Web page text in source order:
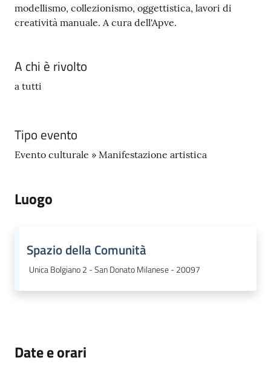
modellismo, collezionismo, oggettistica, lavori di
creatività manuale. A cura dell'Apve.
A chi è rivolto
a tutti
Tipo evento
Evento culturale » Manifestazione artistica
Luogo
Spazio della Comunità
Unica Bolgiano 2 - San Donato Milanese - 20097
Date e orari